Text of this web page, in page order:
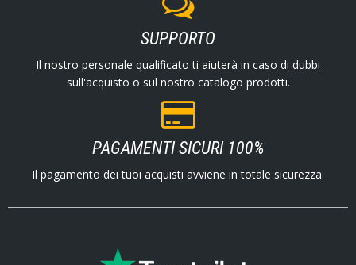
SUPPORTO
Il nostro personale qualificato ti aiuterà in caso di dubbi
sull'acquisto o sul nostro catalogo prodotti.
PAGAMENTI SICURI 100%
Il pagamento dei tuoi acquisti avviene in totale sicurezza.